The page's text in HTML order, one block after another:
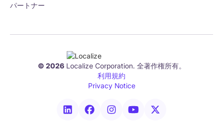
パートナー
© 2026Localize Corporation. 全著作権所有。
利用規約
Privacy Notice